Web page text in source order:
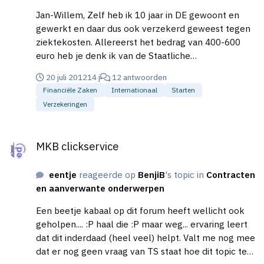
Jan-Willem, Zelf heb ik 10 jaar in DE gewoont en
gewerkt en daar dus ook verzekerd geweest tegen
ziektekosten. Allereerst het bedrag van 400-600
euro heb je denk ik van de Staatliche
je niet zijn voor een Private Krankenversicherung. Ga
eens naar de lokale verzekeringsagent die kan je
een veel beter aanbod doen. Mijn premie was
echt nodig, dat is wat in NL de AWBZ is en aangezien
maken op de AWBZ moet je daar zelf voor zorgen.
Termen als Chefarzt etc. moet je jezelf niet blind op
staren. Het enige wat dat zegt is dat je recht hebt op
behandeling door de Chefarzt in theorie, in de
praktijk komt het er op neer dat als je in het
ziekenhuis komt en de chefarzt heeft een gaatje vrij
dat je dan door hem behandeld word en niet door
20 juli 201214 j 12 antwoorden
Financiële Zaken Internationaal
Starten
Verzekeringen
MKB clickservice
eentje reageerde op BenjiB's topic in Contracten
en aanverwante onderwerpen
Een beetje kabaal op dit forum heeft wellicht ook
geholpen.... :P haal die :P maar weg... ervaring leert
dat dit inderdaad (heel veel) helpt. Valt me nog mee
dat er nog geen vraag van TS staat hoe dit topic te